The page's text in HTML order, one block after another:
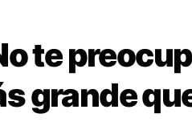
te
grande